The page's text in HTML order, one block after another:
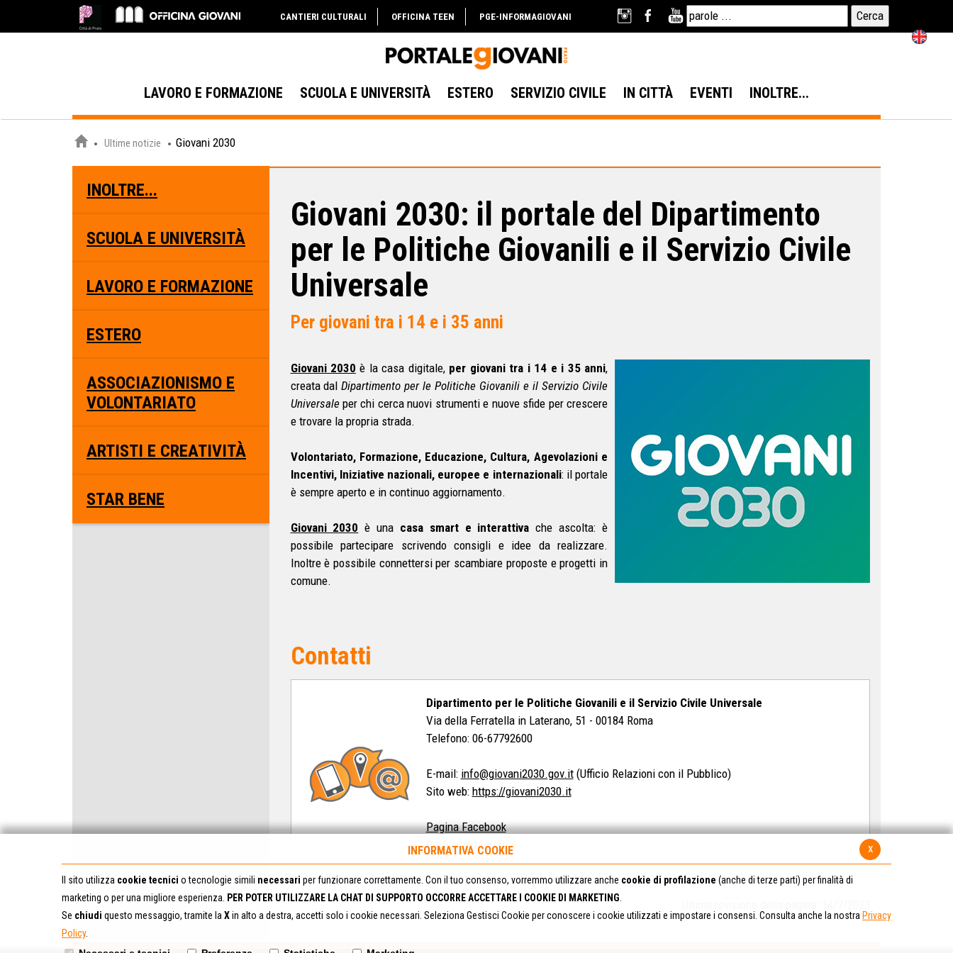
CANTIERI CULTURALI OFFICINA TEEN PGE-INFORMAGIOVANI
LAVORO E FORMAZIONE SCUOLA E UNIVERSITÀ ESTERO SERVIZIO CIVILE IN CITTÀ EVENTI INOLTRE...
Ultime notizie Giovani 2030
INOLTRE...
SCUOLA E UNIVERSITÀ
LAVORO E FORMAZIONE
ESTERO
ASSOCIAZIONISMO E
VOLONTARIATO
ARTISTI E CREATIVITÀ
STAR BENE
Giovani 2030: il portale del Dipartimento
per le Politiche Giovanili e il Servizio Civile
Universale
Per giovani tra i 14 e i 35 anni
Giovani 2030 è la casa digitale, per giovani tra i 14 e i 35 anni,
creata dalDipartimento per le Politiche Giovanili e il Servizio Civile
Universale per chi cerca nuovi strumenti e nuove sfide per crescere
e trovare la propria strada.
Volontariato, Formazione, Educazione, Cultura, Agevolazioni e
Incentivi, Iniziative nazionali, europee e internazionali: il portale
è sempre aperto e in continuo aggiornamento.
Giovani 2030 è una casa smart e interattivache ascolta: è
possibile partecipare scrivendo consigli e idee da realizzare.
Inoltre è possibile connettersi per scambiare proposte e progetti in
comune.
Contatti
Dipartimento per le Politiche Giovanili e il Servizio Civile Universale
Via della Ferratella in Laterano, 51 - 00184 Roma
Telefono: 06-67792600
E-mail: info@giovani2030.gov.it(Ufficio Relazioni con il Pubblico)
Sito web: https://giovani2030.it
Pagina Facebook
Profilo Instagram
x
INFORMATIVA COOKIE
Il sito utilizza cookie tecnici o tecnologie simili necessari per funzionare correttamente. Con il tuo consenso, vorremmo utilizzare anche cookie di profilazione (anche di terze parti) per finalità di
marketing o per una migliore esperienza.
PER POTER UTILIZZARE LA CHAT DI SUPPORTO OCCORRE ACCETTARE I COOKIE DI MARKETING
Se chiudi questo messaggio, tramite la Xin alto a destra, accetti solo i cookie necessari. Seleziona Gestisci Cookie per conoscere i cookie utilizzati e impostare i consensi. Consulta anche la nostra Privacy
Policy.